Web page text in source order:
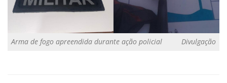
Arma de fogo apreendida durante ação policial Divulgação